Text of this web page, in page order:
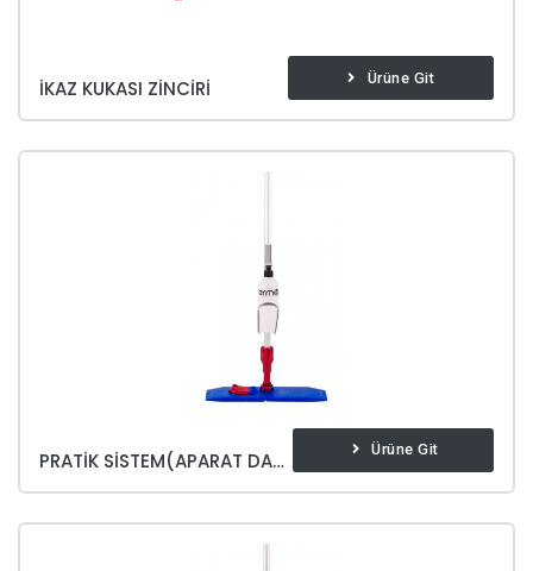
İKAZ KUKASI ZINCIRI Ürüne Git
PRATIK SISTEM(APARAT DAHIL) Ürüne Git